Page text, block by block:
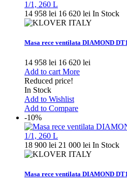
14 958 lei 16 620 lei In Stock
Masa rece ventilata DIAMOND
14 958 lei 16 620 lei
Add to cart More
Reduced price!
In Stock
Add to Wishlist
Add to Compare
-10%
18 900 lei 21 000 lei In Stock
Masa rece ventilata DIAMOND